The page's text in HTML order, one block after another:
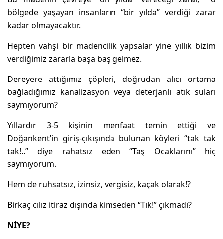
bölgede yaşayan insanların “bir yılda” verdiği zarar
kadar olmayacaktır.
Hepten vahşi bir madencilik yapsalar yine yıllık bizim
verdiğimiz zararla başa baş gelmez.
Dereyere attığımız çöpleri, doğrudan alıcı ortama
bağladığımız kanalizasyon veya deterjanlı atık suları
saymıyorum?
Yıllardır 3-5 kişinin menfaat temin ettiği ve
Doğankent’in giriş-çıkışında bulunan köyleri “tak tak
tak!..” diye rahatsız eden “Taş Ocaklarını” hiç
saymıyorum.
Hem de ruhsatsız, izinsiz, vergisiz, kaçak olarak!?
Birkaç cılız itiraz dışında kimseden “Tık!” çıkmadı?
NİYE?